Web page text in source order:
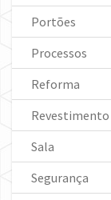
Portões
Processos
Reforma
Revestimento
Sala
Segurança